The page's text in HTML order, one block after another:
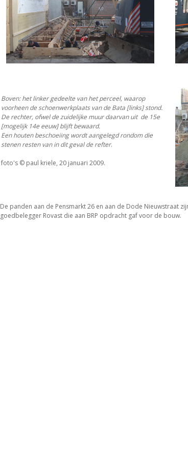
Boven: het linker gedeelte van het perceel, waarop
voorheen de schoenwerkplaats van de Bata [links] stond.
De rechter, ofwel de zuidelijke muur daarvan uit de 15e
[mogelijk 14e eeuw] blijft bewaard.
Een houten beschoeiing wordt aangelegd rondom die
stenen resten van in dit geval de refter.
foto's © paul kriele, 20 januari 2009.
De panden aan de Pensmarkt 26 en aan de Dode Nieuwstraat
goedbelegger Rovast die aan BRP opdracht gaf voor de bouw.